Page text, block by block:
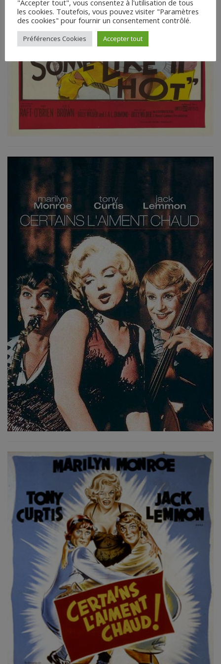
"Accepter tout", vous consentez à l'utilisation de tous
les cookies. Toutefois, vous pouvez visiter "Paramètres
des cookies" pour fournir un consentement contrôlé.
Préférences Cookies Accepter tout